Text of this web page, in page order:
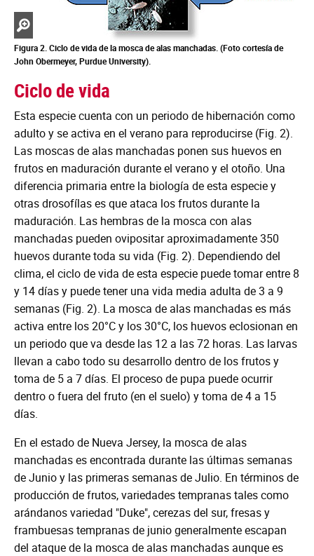
Zoom
in
Figura 2. Ciclo de vida de la mosca de alas manchadas. (Foto cortesía de
John Obermeyer, Purdue University).
Ciclo de vida
Esta especie cuenta con un periodo de hibernación como
adulto y se activa en el verano para reproducirse (Fig. 2).
Las moscas de alas manchadas ponen sus huevos en
frutos en maduración durante el verano y el otoño. Una
diferencia primaria entre la biología de esta especie y
otras drosofílas es que ataca los frutos durante la
maduración. Las hembras de la mosca con alas
manchadas pueden ovipositar aproximadamente 350
huevos durante toda su vida (Fig. 2). Dependiendo del
clima, el ciclo de vida de esta especie puede tomar entre 8
y 14 días y puede tener una vida media adulta de 3 a 9
semanas (Fig. 2). La mosca de alas manchadas es más
activa entre los 20°C y los 30°C, los huevos eclosionan en
un periodo que va desde las 12 a las 72 horas. Las larvas
llevan a cabo todo su desarrollo dentro de los frutos y
toma de 5 a 7 días. El proceso de pupa puede ocurrir
dentro o fuera del fruto (en el suelo) y toma de 4 a 15
días.
En el estado de Nueva Jersey, la mosca de alas
manchadas es encontrada durante las últimas semanas
de Junio y las primeras semanas de Julio. En términos de
producción de frutos, variedades tempranas tales como
arándanos variedad "Duke", cerezas del sur, fresas y
frambuesas tempranas de junio generalmente escapan
del ataque de la mosca de alas manchadas aunque es